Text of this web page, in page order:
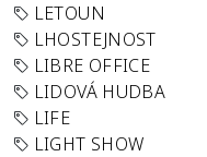
LETOUN
LHOSTEJNOST
LIBRE OFFICE
LIDOVÁ HUDBA
LIFE
LIGHT SHOW